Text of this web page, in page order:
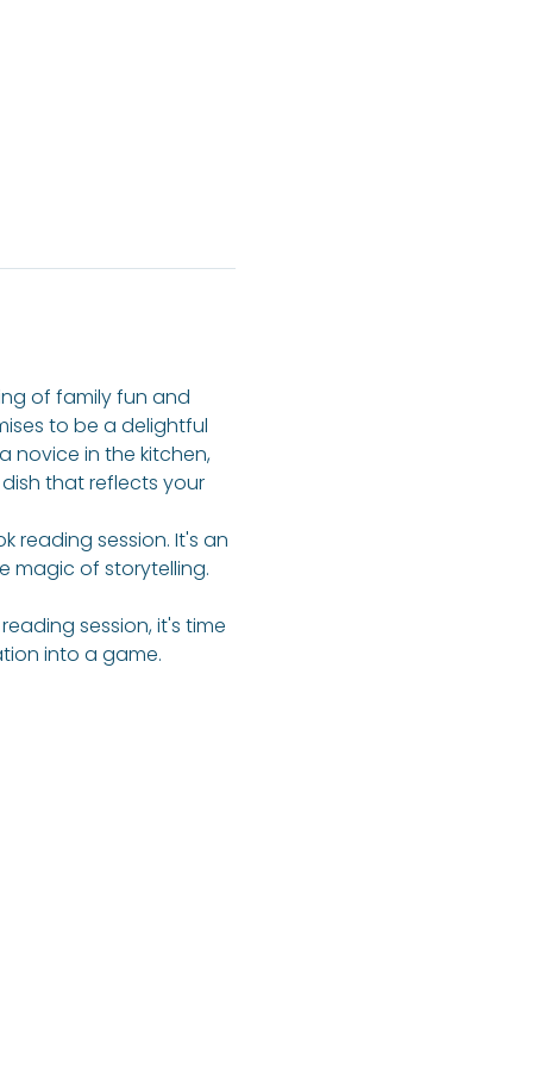
of family fun and
to be a delightful
novice in the kitchen,
that reflects your
reading session. It's an
magic of storytelling.
session, it's time
into a game.